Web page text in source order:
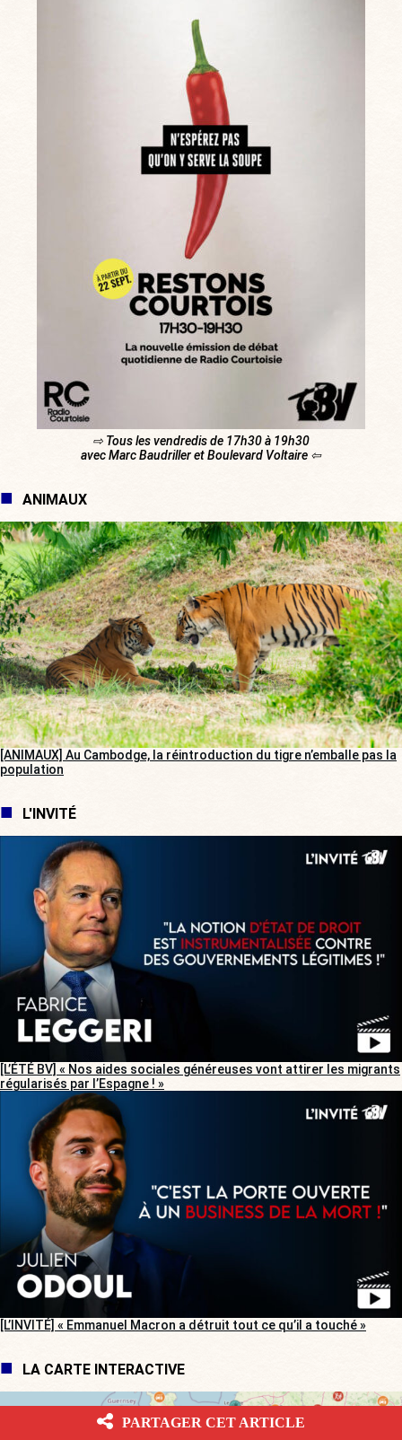
⇨ Tous les vendredis de 17h30 à 19h30
avec Marc Baudriller et Boulevard Voltaire ⇦
ANIMAUX
[ANIMAUX] Au Cambodge, la réintroduction du tigre n’emballe pas la
population
L'INVITÉ
[L’ÉTÉ BV] « Nos aides sociales généreuses vont attirer les migrants
régularisés par l’Espagne ! »
[L’INVITÉ] « Emmanuel Macron a détruit tout ce qu’il a touché »
LA CARTE INTERACTIVE
PARTAGER CET ARTICLE